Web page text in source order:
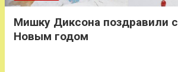
Мишку Диксона поздравили с
Новым годом